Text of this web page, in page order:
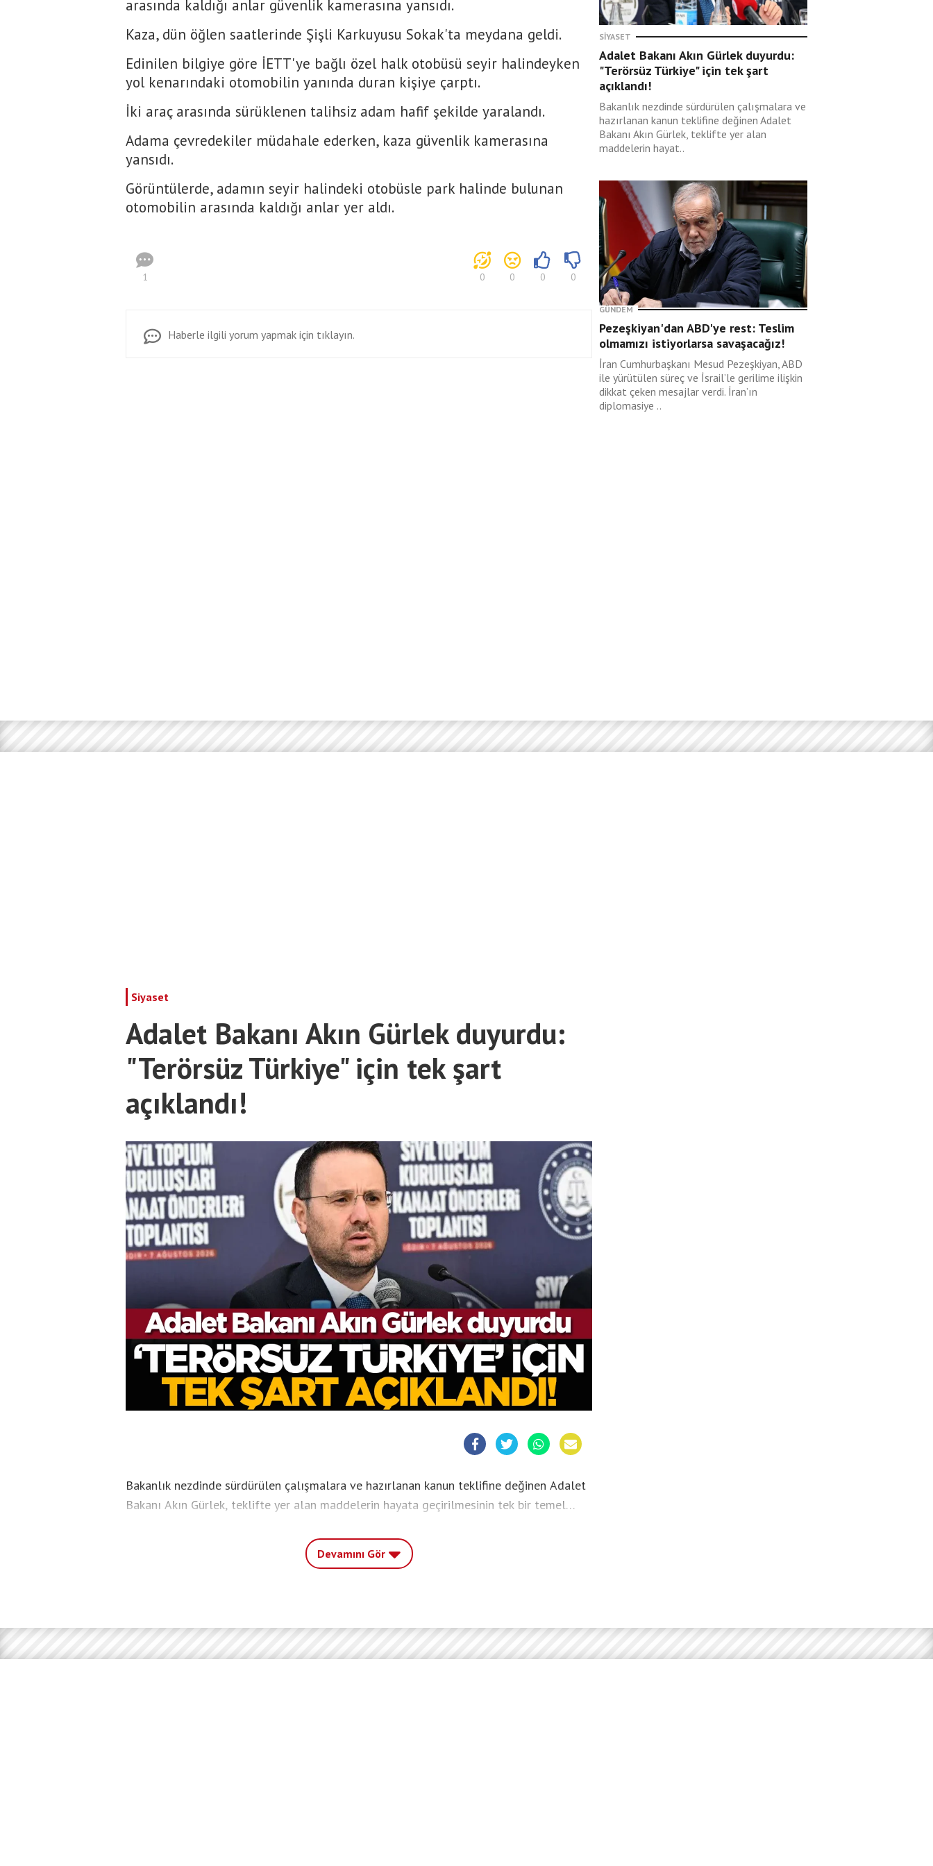
arasında kaldığı anlar güvenlik kamerasına yansıdı.
Kaza, dün öğlen saatlerinde Şişli Karkuyusu Sokak'ta meydana geldi.
Edinilen bilgiye göre İETT'ye bağlı özel halk otobüsü seyir halindeyken
yol kenarındaki otomobilin yanında duran kişiye çarptı.
İki araç arasında sürüklenen talihsiz adam hafif şekilde yaralandı.
Adama çevredekiler müdahale ederken, kaza güvenlik kamerasına
yansıdı.
Görüntülerde, adamın seyir halindeki otobüsle park halinde bulunan
otomobilin arasında kaldığı anlar yer aldı.
1 0 0 0 0
Haberle ilgili yorum yapmak için tıklayın.
SIYASET
Adalet Bakanı Akın Gürlek duyurdu:
"Terörsüz Türkiye" için tek şart
açıklandı!
Bakanlık nezdinde sürdürülen çalışmalara ve
hazırlanan kanun teklifine değinen Adalet
Bakanı Akın Gürlek, teklifte yer alan
maddelerin hayat..
GÜNDEM
Pezeşkiyan'dan ABD'ye rest: Teslim
olmamızı istiyorlarsa savaşacağız!
İran Cumhurbaşkanı Mesud Pezeşkiyan, ABD
ile yürütülen süreç ve İsrail’le gerilime ilişkin
dikkat çeken mesajlar verdi. İran’ın
diplomasiye ..
Siyaset
Adalet Bakanı Akın Gürlek duyurdu:
"Terörsüz Türkiye" için tek şart
açıklandı!
Bakanlık nezdinde sürdürülen çalışmalara ve hazırlanan kanun teklifine değinen Adalet
Bakanı Akın Gürlek, teklifte yer alan maddelerin hayata geçirilmesinin tek bir temel
bırakmasının sürecin olmazsa olmazı olduğunu vurguladı.
Devamını Gör